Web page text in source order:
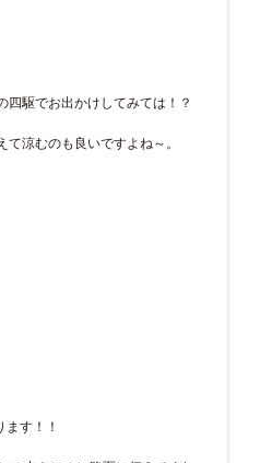
四駆でお出かけしてみては！？
涼むのも良いですよね～。
す！！